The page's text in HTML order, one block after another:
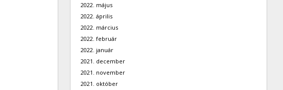
2022. május
2022. április
2022. március
2022. február
2022. január
2021. december
2021. november
2021. október